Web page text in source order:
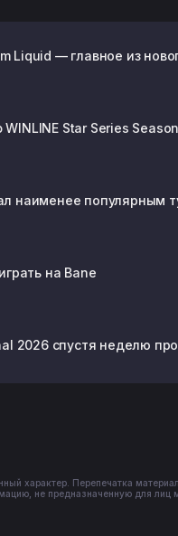
Liquid — главное из
Star Series
наименее популярным
на Bane
2026 спустя неделю
характер. Перепечатка
не предназначенную для лиц